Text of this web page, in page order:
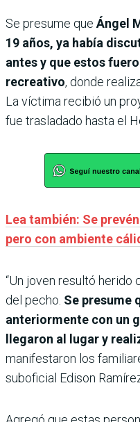
Se presume que Ángel
19 años, ya había
antes y que estos
recreativo, donde
La víctima recibió un
fue trasladado hasta el
Lea también: Se
pero con ambiente
“Un joven resultó herido
del pecho. Se presume
anteriormente con un
llegaron al lugar y
manifestaron los
suboficial Edison